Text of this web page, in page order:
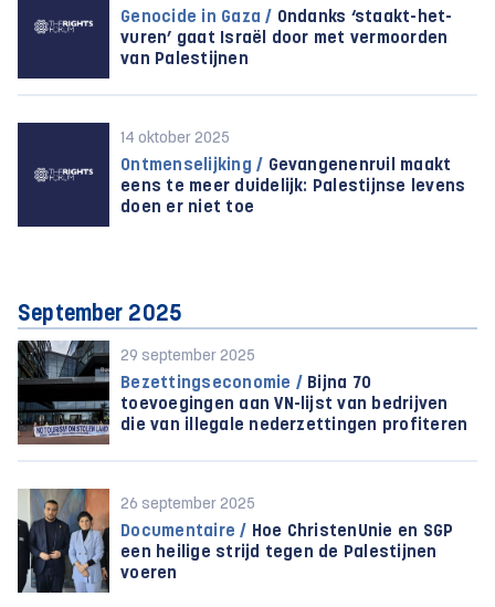
Genocide in Gaza / Ondanks ‘staakt-het-
vuren’ gaat Israël door met vermoorden
van Palestijnen
14 oktober 2025
Ontmenselijking / Gevangenenruil maakt
eens te meer duidelijk: Palestijnse levens
doen er niet toe
September 2025
29 september 2025
Bezettingseconomie / Bijna 70
toevoegingen aan VN-lijst van bedrijven
die van illegale nederzettingen profiteren
26 september 2025
Documentaire / Hoe ChristenUnie en SGP
een heilige strijd tegen de Palestijnen
voeren